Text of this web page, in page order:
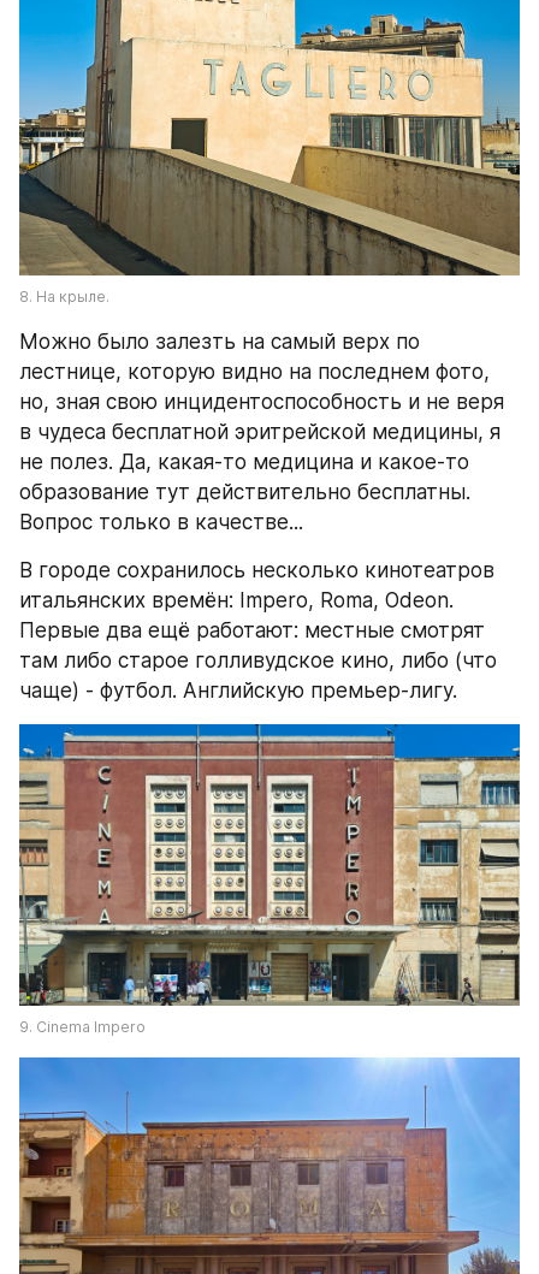
8. На крыле.
Можно было залезть на самый верх по
лестнице, которую видно на последнем фото,
но, зная свою инцидентоспособность и не веря
в чудеса бесплатной эритрейской медицины, я
не полез. Да, какая-то медицина и какое-то
образование тут действительно бесплатны.
Вопрос только в качестве...
В городе сохранилось несколько кинотеатров
итальянских времён: Impero, Roma, Odeon.
Первые два ещё работают: местные смотрят
там либо старое голливудское кино, либо (что
чаще) - футбол. Английскую премьер-лигу.
9. Cinema Impero